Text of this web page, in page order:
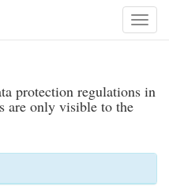
Toggle
protection regulations in
are only visible to the